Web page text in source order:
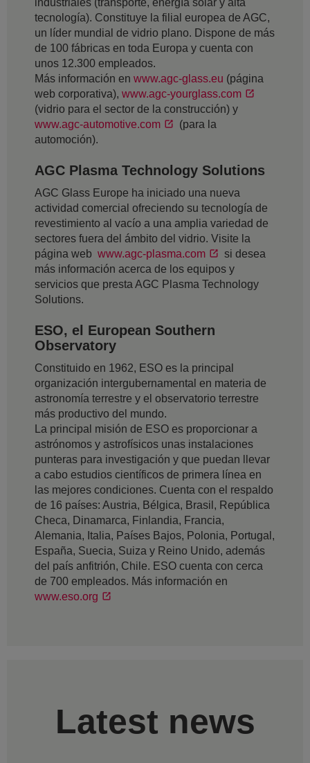
industriales (transporte, energía solar y alta
tecnología). Constituye la filial europea de AGC,
un líder mundial de vidrio plano. Dispone de más
de 100 fábricas en toda Europa y cuenta con
unos 12.300 empleados.
Más información en www.agc-glass.eu (página
web corporativa), www.agc-yourglass.com
(vidrio para el sector de la construcción) y
www.agc-automotive.com
(para la
automoción).
AGC Plasma Technology Solutions
AGC Glass Europe ha iniciado una nueva
actividad comercial ofreciendo su tecnología de
revestimiento al vacío a una amplia variedad de
sectores fuera del ámbito del vidrio. Visite la
página web www.agc-plasma.com
si desea
más información acerca de los equipos y
servicios que presta AGC Plasma Technology
Solutions.
ESO, el European Southern
Observatory
Constituido en 1962, ESO es la principal
organización intergubernamental en materia de
astronomía terrestre y el observatorio terrestre
más productivo del mundo.
La principal misión de ESO es proporcionar a
astrónomos y astrofísicos unas instalaciones
punteras para investigación y que puedan llevar
a cabo estudios científicos de primera línea en
las mejores condiciones. Cuenta con el respaldo
de 16 países: Austria, Bélgica, Brasil, República
Checa, Dinamarca, Finlandia, Francia,
Alemania, Italia, Países Bajos, Polonia, Portugal,
España, Suecia, Suiza y Reino Unido, además
del país anfitrión, Chile. ESO cuenta con cerca
de 700 empleados. Más información en
www.eso.org
Latest news